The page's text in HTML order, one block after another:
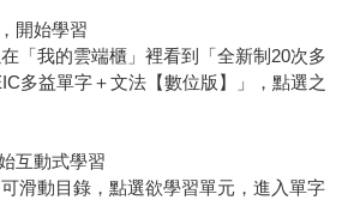
開始學習
「我的雲端櫃」裡看到「全新制20次多
多益單字＋文法【數位版】」，點選之
互動式學習
滑動目錄，點選欲學習單元，進入單字